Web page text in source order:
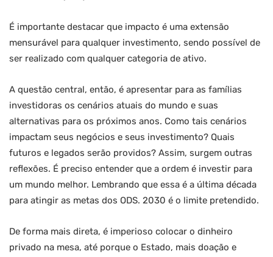
É importante destacar que impacto é uma extensão
mensurável para qualquer investimento, sendo possível de
ser realizado com qualquer categoria de ativo.
A questão central, então, é apresentar para as famílias
investidoras os cenários atuais do mundo e suas
alternativas para os próximos anos. Como tais cenários
impactam seus negócios e seus investimento? Quais
futuros e legados serão providos? Assim, surgem outras
reflexões. É preciso entender que a ordem é investir para
um mundo melhor. Lembrando que essa é a última década
para atingir as metas dos ODS. 2030 é o limite pretendido.
De forma mais direta, é imperioso colocar o dinheiro
privado na mesa, até porque o Estado, mais doação e